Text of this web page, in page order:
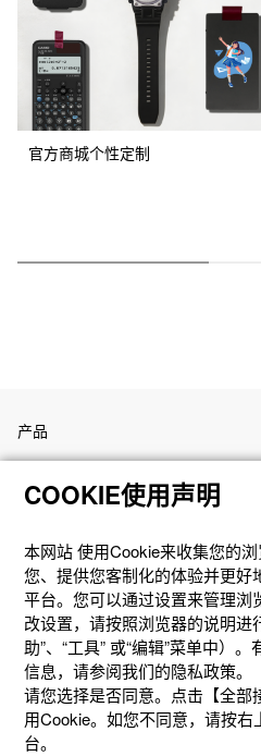
官方商城个性定制
产品
客户支持
资讯
社交
COOKIE使用声明
本网站 使⽤Cookie来收集您的
您、提供您客制化的体验并更好
平台。您可以通过设置来管理浏
改设置，请按照浏览器的说明进
助”、“⼯具” 或“编辑”菜单中）
信息，请参阅我们的隐私政策。
请您选择是否同意。点击【全部
用Cookie。如您不同意，请按
台。